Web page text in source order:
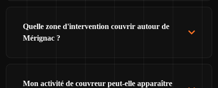
Quelle zone d'intervention couvrir autour de
Mérignac ?
Mon activité de couvreur peut-elle apparaître